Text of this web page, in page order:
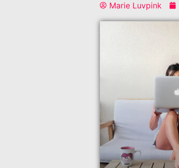
Marie Luvpink